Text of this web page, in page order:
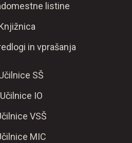
listine
in vprašanja
SŠ
IO
VSŠ
MIC